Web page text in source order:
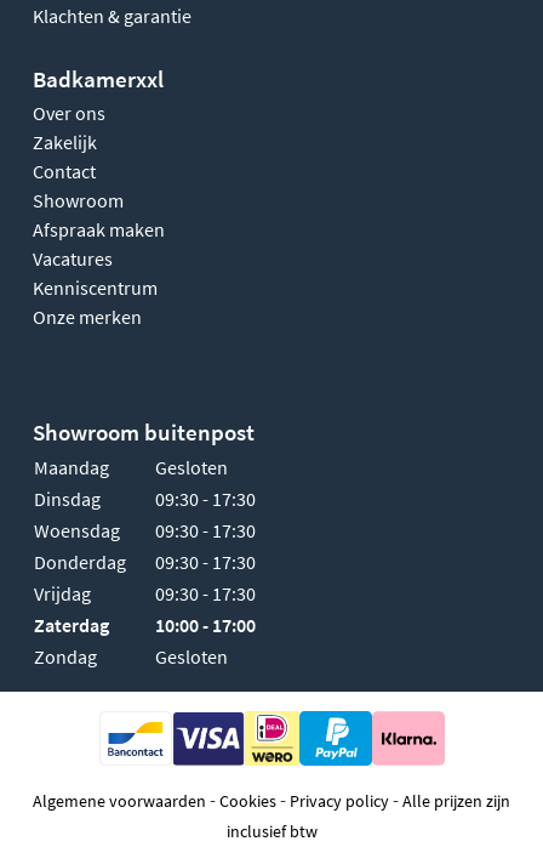
Klachten & garantie
Badkamerxxl
Over ons
Zakelijk
Contact
Showroom
Afspraak maken
Vacatures
Kenniscentrum
Onze merken
Showroom buitenpost
Maandag
Gesloten
Dinsdag
09:30 - 17:30
Woensdag
09:30 - 17:30
Donderdag
09:30 - 17:30
Vrijdag
09:30 - 17:30
Zaterdag
10:00 - 17:00
Zondag
Gesloten
Algemene voorwaarden -Cookies- Privacy policy-Alle prijzen zijn
inclusief btw